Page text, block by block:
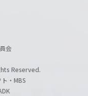
会
Reserved.
・MBS